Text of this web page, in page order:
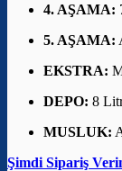
4. AŞAMA:
5. AŞAMA:
EKSTRA:
DEPO: 8
MUSLUK:
Şimdi Sipariş